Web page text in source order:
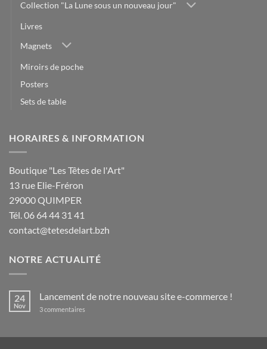
Collection "La Lune sous un nouveau jour"
Livres
Magnets
Miroirs de poche
Posters
Sets de table
HORAIRES & INFORMATION
Boutique "Les Têtes de l'Art"
13 rue Elie-Fréron
29000 QUIMPER
Tél. 06 64 44 31 41
contact@tetesdelart.bzh
NOTRE ACTUALITÉ
24
Nov
Lancement de notre nouveau site e-commerce !
3 commentaires
nouveau